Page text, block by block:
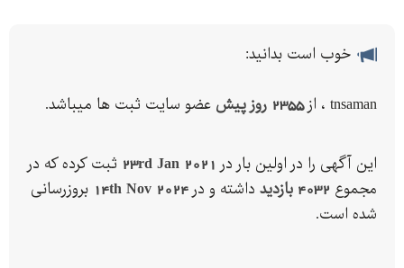
خوب است بدانید:
tnsaman ، از 2355 روز پیش عضو سایت ثبت ها میباشد.
این آگهی را در اولین بار در 23rd Jan 2021 ثبت کرده که در
مجموع 4032 بازدید داشته و در 14th Nov 2024 بروزرسانی
شده است.